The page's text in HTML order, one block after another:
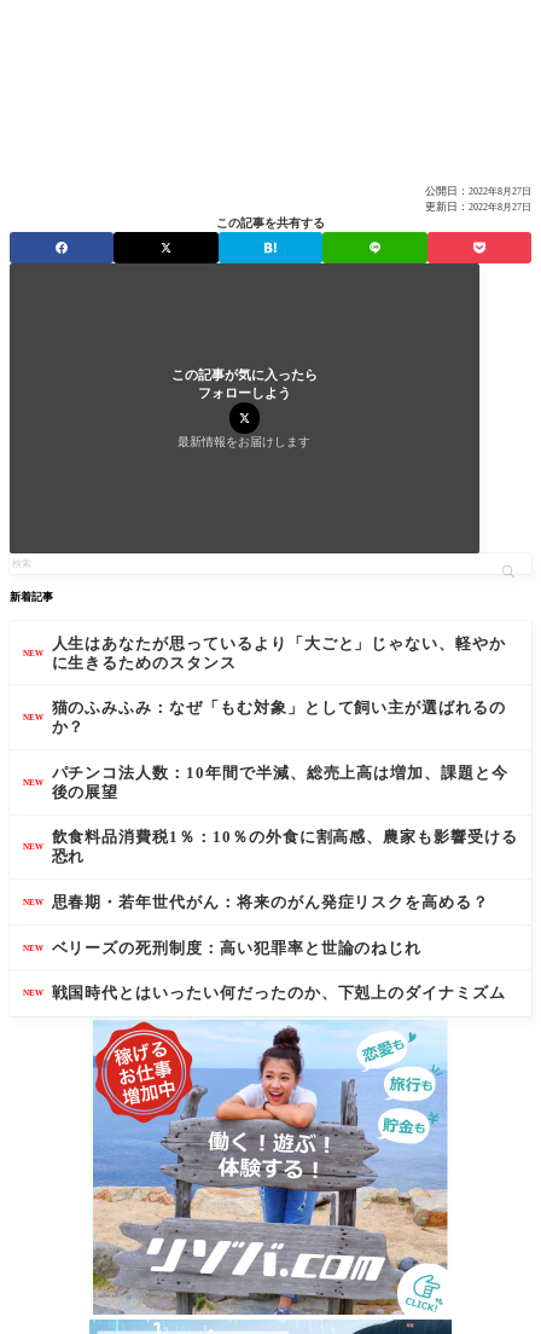
公開日： 2022年8月27日
更新日： 2022年8月27日
この記事を共有する
この記事が気に入ったら
フォローしよう
最新情報をお届けします
新着記事
NEW
人生はあなたが思っているより「大ごと」じゃない、軽やか
に生きるためのスタンス
NEW
猫のふみふみ：なぜ「もむ対象」として飼い主が選ばれるの
か？
NEW
パチンコ法人数：10年間で半減、総売上高は増加、課題と今
後の展望
NEW
飲食料品消費税1％：10％の外食に割高感、農家も影響受ける
恐れ
NEW 思春期・若年世代がん：将来のがん発症リスクを高める？
NEW ベリーズの死刑制度：高い犯罪率と世論のねじれ
NEW 戦国時代とはいったい何だったのか、下剋上のダイナミズム